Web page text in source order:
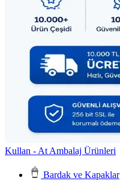
Kullan - At Ambalaj Ürünleri
Bardak ve Kapaklar